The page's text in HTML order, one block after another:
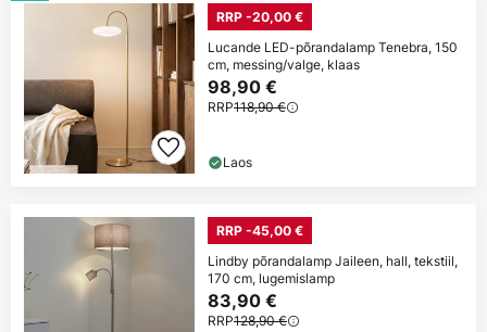
RRP -20,00 €
Lucande LED-põrandalamp Tenebra, 150
cm, messing/valge, klaas
98,90 €
RRP118,90 €
Laos
RRP -45,00 €
Lindby põrandalamp Jaileen, hall, tekstiil,
170 cm, lugemislamp
83,90 €
RRP128,90 €